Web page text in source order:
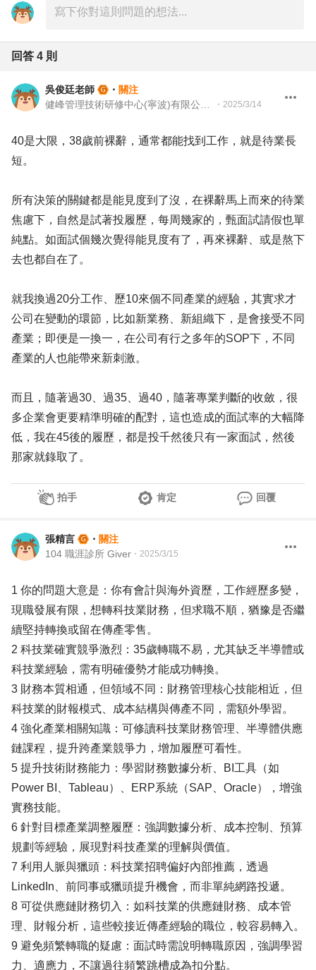
回答 4 則
吳俊廷老師 ・ 關注
・ 2025/3/14
40是大限，38歲前裸辭，通常都能找到工作，就是待業長
短。
所有決策的關鍵都是能見度到了沒，在裸辭馬上而來的待業
焦慮下，自然是試著投履歷，每周幾家的，甄面試請假也單
純點。如面試個幾次覺得能見度有了，再來裸辭、或是熬下
去也都自在了。
就我換過20分工作、歷10來個不同產業的經驗，其實求才
公司在變動的環節，比如新業務、新組織下，是會接受不同
產業；即便是一換一，在公司有行之多年的SOP下，不同
產業的人也能帶來新刺激。
而且，隨著過30、過35、過40，隨著專業判斷的收斂，很
多企業會更要精準明確的配對，這也造成的面試率的大幅降
低，我在45後的履歷，都是投千然後只有一家面試，然後
那家就錄取了。
拍手 肯定 回覆
張精言 ・ 關注
104 職涯診所 Giver ・ 2025/3/15
1 你的問題大意是：你有會計與海外資歷，工作經歷多變，
現職發展有限，想轉科技業財務，但求職不順，猶豫是否繼
續堅持轉換或留在傳產零售。
2 科技業確實競爭激烈：35歲轉職不易，尤其缺乏半導體或
科技業經驗，需有明確優勢才能成功轉換。
3 財務本質相通，但領域不同：財務管理核心技能相近，但
科技業的財報模式、成本結構與傳產不同，需額外學習。
4 強化產業相關知識：可修讀科技業財務管理、半導體供應
鏈課程，提升跨產業競爭力，增加履歷可看性。
5 提升技術財務能力：學習財務數據分析、BI工具（如
Power BI、Tableau）、ERP系統（SAP、Oracle），增強
實務技能。
6 針對目標產業調整履歷：強調數據分析、成本控制、預算
規劃等經驗，展現對科技產業的理解與價值。
7 利用人脈與獵頭：科技業招聘偏好內部推薦，透過
LinkedIn、前同事或獵頭提升機會，而非單純網路投遞。
8 可從供應鏈財務切入：如科技業的供應鏈財務、成本管
理、財報分析，這些較接近傳產經驗的職位，較容易轉入。
9 避免頻繁轉職的疑慮：面試時需說明轉職原因，強調學習
力、適應力，不讓過往頻繁跳槽成為扣分點。